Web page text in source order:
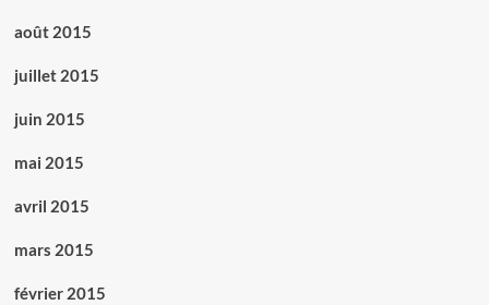
août 2015
juillet 2015
juin 2015
mai 2015
avril 2015
mars 2015
février 2015